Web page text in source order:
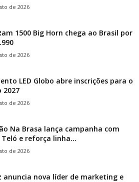
de 2026
1500 Big Horn chega ao Brasil por
de 2026
LED Globo abre inscrições para o
2027
de 2026
Na Brasa lança campanha com
Teló e reforça linha...
de 2026
anuncia nova líder de marketing e